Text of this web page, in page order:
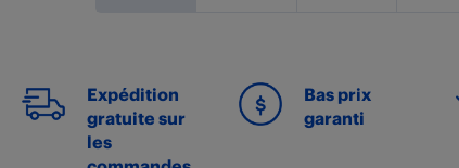
Expédition
gratuite sur
les
Bas prix
garanti